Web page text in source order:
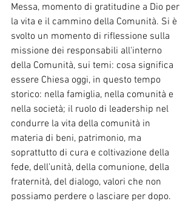
Messa, momento di gratitudine a Dio per
la vita e il cammino della Comunità. Si è
svolto un momento di riflessione sulla
missione dei responsabili all'interno
della Comunità, sui temi: cosa significa
essere Chiesa oggi, in questo tempo
storico: nella famiglia, nella comunità e
nella società; il ruolo di leadership nel
condurre la vita della comunità in
materia di beni, patrimonio, ma
soprattutto di cura e coltivazione della
fede, dell’unità, della comunione, della
fraternità, del dialogo, valori che non
possiamo perdere o lasciare per dopo.